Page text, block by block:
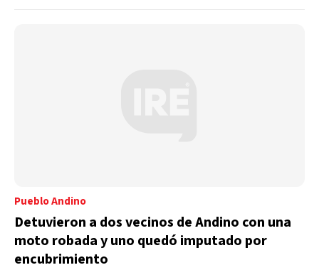
Pueblo Andino
Detuvieron a dos vecinos de Andino con una
moto robada y uno quedó imputado por
encubrimiento